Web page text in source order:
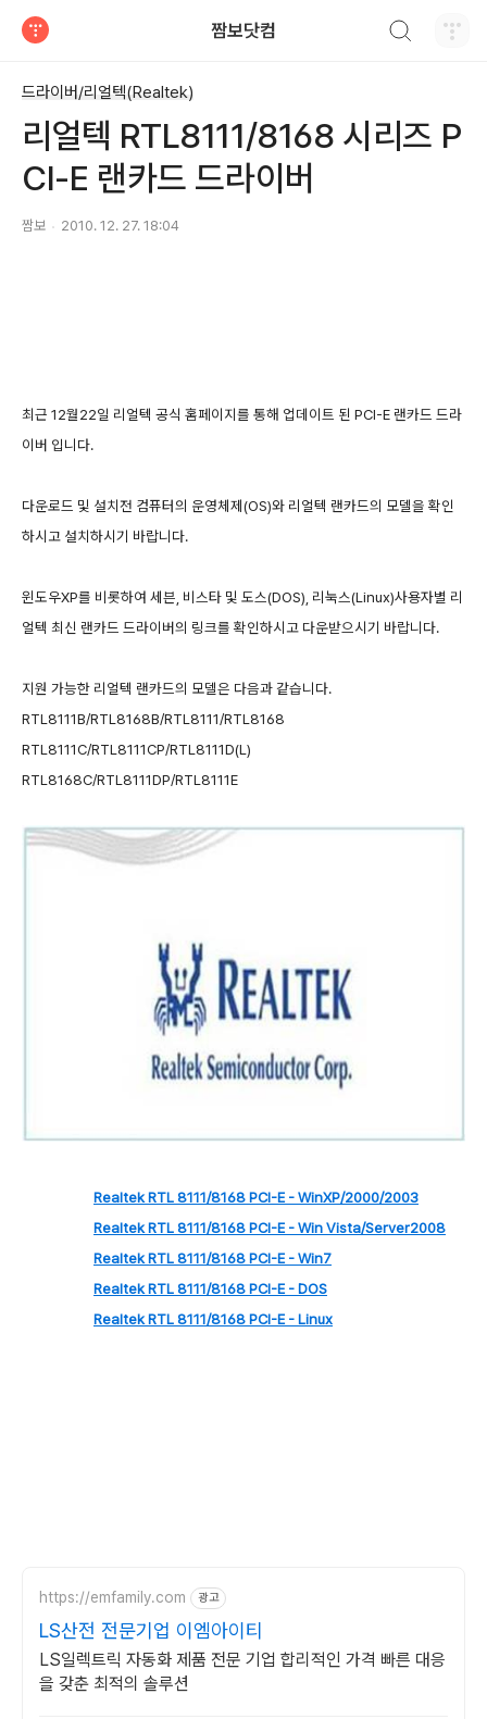
짬보닷컴
드라이버/리얼텍(Realtek)
리얼텍 RTL8111/8168 시리즈 P
CI-E 랜카드 드라이버
짬보 2010. 12. 27. 18:04
최근 12월22일 리얼텍 공식 홈페이지를 통해 업데이트 된 PCI-E 랜카드 드라
이버 입니다.
다운로드 및 설치전 컴퓨터의 운영체제(OS)와 리얼텍 랜카드의 모델을 확인
하시고 설치하시기 바랍니다.
윈도우XP를 비롯하여 세븐, 비스타 및 도스(DOS), 리눅스(Linux)사용자별 리
얼텍 최신 랜카드 드라이버의 링크를 확인하시고 다운받으시기 바랍니다.
지원 가능한 리얼텍 랜카드의 모델은 다음과 같습니다.
RTL8111B/RTL8168B/RTL8111/RTL8168
RTL8111C/RTL8111CP/RTL8111D(L)
RTL8168C/RTL8111DP/RTL8111E
Realtek RTL 8111/8168 PCI-E - WinXP/2000/2003
Realtek RTL 8111/8168 PCI-E - Win Vista/Server2008
Realtek RTL 8111/8168 PCI-E - Win7
Realtek RTL 8111/8168 PCI-E - DOS
Realtek RTL 8111/8168 PCI-E - Linux
https://emfamily.com 광고
LS산전 전문기업 이엠아이티
LS일렉트릭 자동화 제품 전문 기업 합리적인 가격 빠른 대응
을 갖춘 최적의 솔루션